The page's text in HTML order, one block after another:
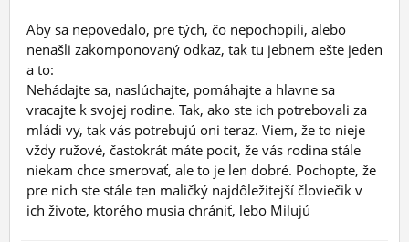
Aby sa nepovedalo, pre tých, čo nepochopili, alebo
nenašli zakomponovaný odkaz, tak tu jebnem ešte jeden
a to:
Nehádajte sa, naslúchajte, pomáhajte a hlavne sa
vracajte k svojej rodine. Tak, ako ste ich potrebovali za
mládi vy, tak vás potrebujú oni teraz. Viem, že to nieje
vždy ružové, častokrát máte pocit, že vás rodina stále
niekam chce smerovať, ale to je len dobré. Pochopte, že
pre nich ste stále ten maličký najdôležitejší človiečik v
ich živote, ktorého musia chrániť, lebo Milujú